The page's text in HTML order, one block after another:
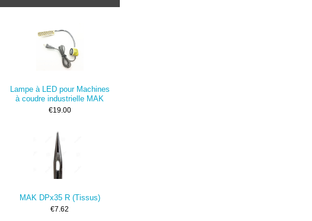
Lampe à LED pour Machines
à coudre industrielle MAK
€19.00
MAK DPx35 R (Tissus)
€7.62